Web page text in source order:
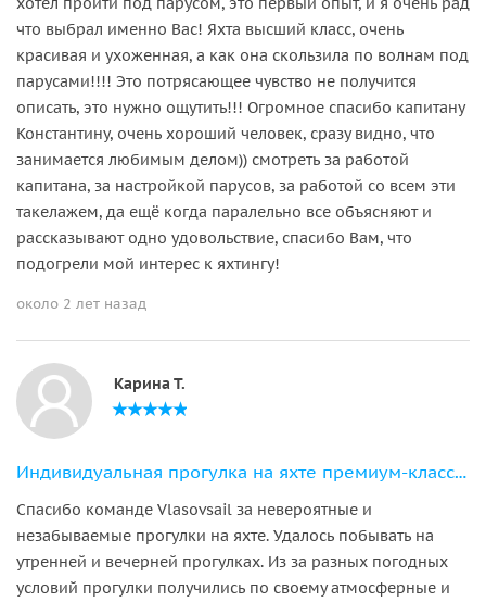
что выбрал именно Вас! Яхта высший класс, очень
красивая и ухоженная, а как она скользила по волнам под
парусами!!!! Это потрясающее чувство не получится
описать, это нужно ощутить!!! Огромное спасибо капитану
Константину, очень хороший человек, сразу видно, что
занимается любимым делом)) смотреть за работой
капитана, за настройкой парусов, за работой со всем эти
такелажем, да ещё когда паралельно все объясняют и
рассказывают одно удовольствие, спасибо Вам, что
подогрели мой интерес к яхтингу!
около 2 лет назад
Карина Т.
Индивидуальная прогулка на яхте премиум-класса «ALISIA» (порт Адлера)
Спасибо команде Vlasovsail за невероятные и
незабываемые прогулки на яхте. Удалось побывать на
утренней и вечерней прогулках. Из за разных погодных
условий прогулки получились по своему атмосферные и